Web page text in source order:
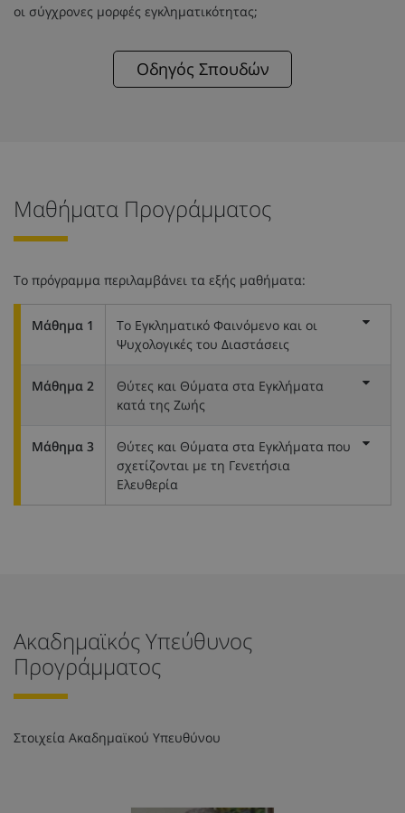
οι σύγχρονες μορφές εγκληματικότητας;
Οδηγός Σπουδών
Μαθήματα Προγράμματος
Το πρόγραμμα περιλαμβάνει τα εξής μαθήματα:
Μάθημα 1
Το Εγκληματικό Φαινόμενο και οι
Ψυχολογικές του Διαστάσεις
Μάθημα 2
Θύτες και Θύματα στα Εγκλήματα
κατά της Ζωής
Μάθημα 3
Θύτες και Θύματα στα Εγκλήματα που
σχετίζονται με τη Γενετήσια
Ελευθερία
Ακαδημαϊκός Υπεύθυνος
Προγράμματος
Στοιχεία Ακαδημαϊκού Υπευθύνου